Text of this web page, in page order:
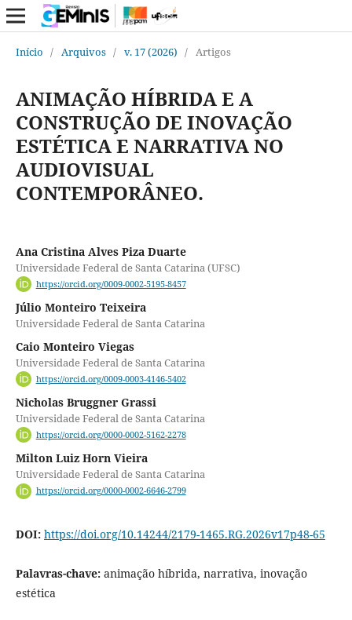
Início / Arquivos / v. 17 (2026) / Artigos
ANIMAÇÃO HÍBRIDA E A
CONSTRUÇÃO DE INOVAÇÃO
ESTÉTICA E NARRATIVA NO
AUDIOVISUAL
CONTEMPORÂNEO.
Ana Cristina Alves Piza Duarte
Universidade Federal de Santa Catarina (UFSC)
https://orcid.org/0009-0002-5195-8457
Júlio Monteiro Teixeira
Universidade Federal de Santa Catarina
Caio Monteiro Viegas
Universidade Federal de Santa Catarina
https://orcid.org/0009-0003-4146-5402
Nicholas Bruggner Grassi
Universidade Federal de Santa Catarina
https://orcid.org/0000-0002-5162-2278
Milton Luiz Horn Vieira
Universidade Federal de Santa Catarina
https://orcid.org/0000-0002-6646-2799
DOI: https://doi.org/10.14244/2179-1465.RG.2026v17p48-65
Palavras-chave: animação híbrida, narrativa, inovação
estética